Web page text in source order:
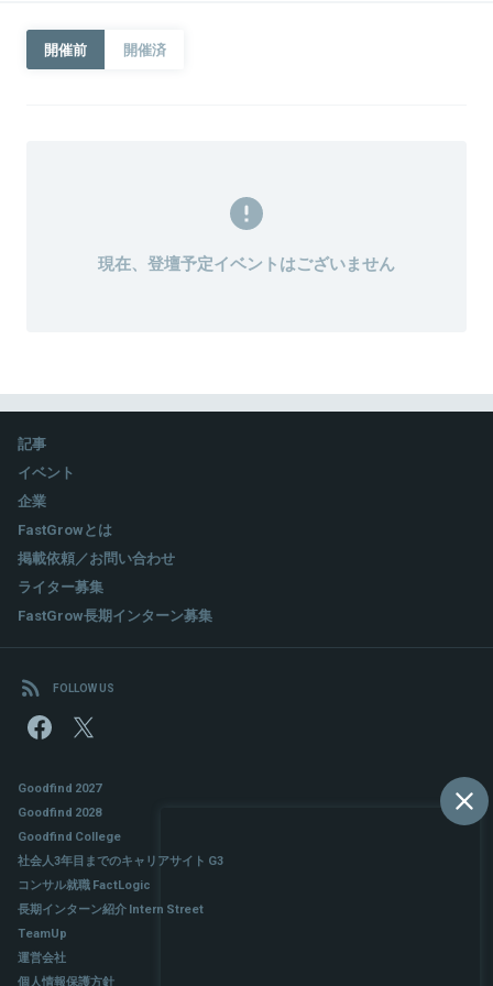
開催前 開催済
現在、登壇予定イベントはございません
記事
イベント
企業
FastGrowとは
掲載依頼／お問い合わせ
ライター募集
FastGrow長期インターン募集
FOLLOW US
Goodfind 2027
Goodfind 2028
Goodfind College
社会人3年目までのキャリアサイト G3
コンサル就職 FactLogic
長期インターン紹介 Intern Street
TeamUp
運営会社
個人情報保護方針